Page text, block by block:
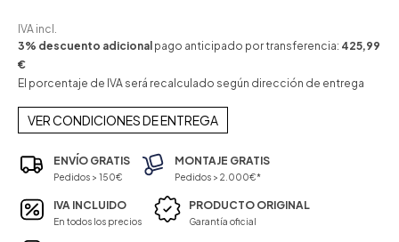
IVA incl.
3% descuento adicional pago anticipado por transferencia: 425,99
€
El porcentaje de IVA será recalculado según dirección de entrega
VER CONDICIONES DE ENTREGA
ENVÍO GRATIS
Pedidos > 150€
MONTAJE GRATIS
Pedidos > 2.000€*
IVA INCLUIDO
En todos los precios
PRODUCTO ORIGINAL
Garantía oficial